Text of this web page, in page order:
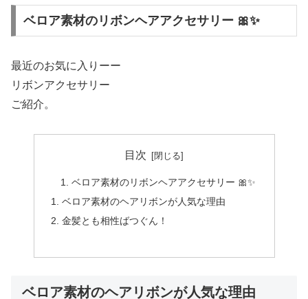
ベロア素材のリボンヘアアクセサリー 🎀✨
最近のお気に入りーー
リボンアクセサリー
ご紹介。
目次
ベロア素材のリボンヘアアクセサリー 🎀✨
ベロア素材のヘアリボンが人気な理由
金髪とも相性ばつぐん！
ベロア素材のヘアリボンが人気な理由